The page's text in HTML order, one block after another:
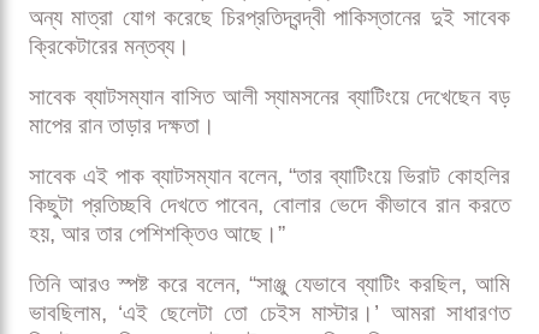
ভারতের সাবেক অধিনায়ক সৌরভ গাঙ্গুলি স্বাভাবিকভাবেই মুগ্ধ।
তিনি বলেন, “অসাধারণ। খুব ভালো খেলোয়াড় সে। সাদা বলে
পরিস্থিতি বোঝার ক্ষমতাকে আলাদা করে উল্লেখ করেছেন তিনি,
করবে। সে পরিস্থিতি অনুযায়ী খেলেছে, যা গুরুত্বপূর্ণ।”
দেশের একজন কিংবদন্তির প্রশংসা প্রত্যাশিত। তবে আলোচনায়
ক্রিকেটারের মন্তব্য।